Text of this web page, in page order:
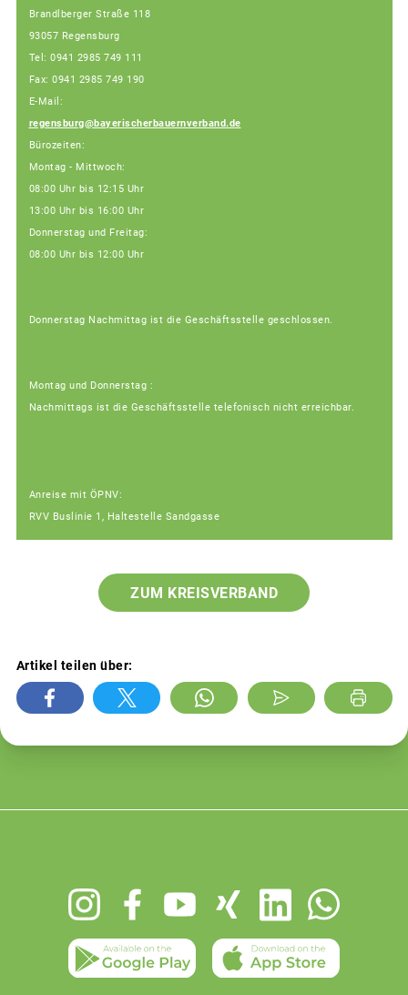
Brandlberger Straße 118
93057 Regensburg
Tel: 0941 2985 749 111
Fax: 0941 2985 749 190
E-Mail:
regensburg@bayerischerbauernverband.de
Bürozeiten:
Montag - Mittwoch:
08:00 Uhr bis 12:15 Uhr
13:00 Uhr bis 16:00 Uhr
Donnerstag und Freitag:
08:00 Uhr bis 12:00 Uhr
Donnerstag Nachmittag ist die Geschäftsstelle geschlossen.
Montag und Donnerstag :
Nachmittags ist die Geschäftsstelle telefonisch nicht erreichbar.
Anreise mit ÖPNV:
RVV Buslinie 1, Haltestelle Sandgasse
ZUM KREISVERBAND
Artikel teilen über: